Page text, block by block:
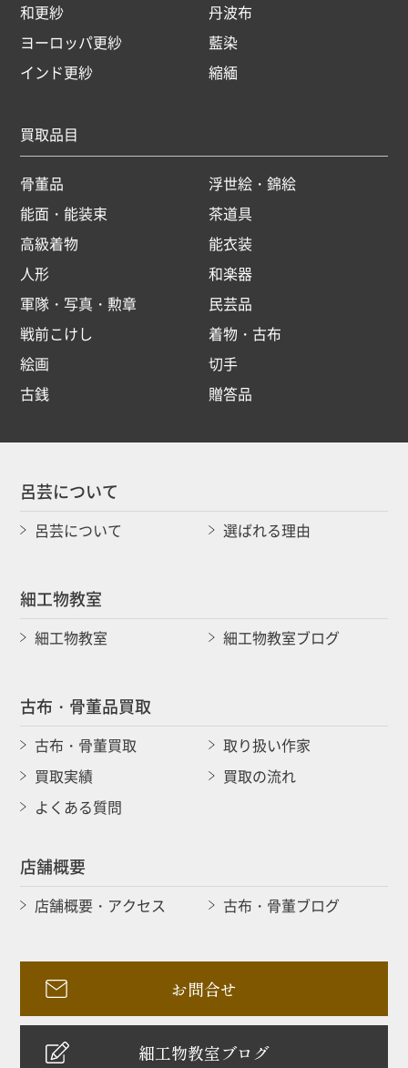
和更紗
丹波布
ヨーロッパ更紗
藍染
インド更紗
縮緬
買取品目
骨董品
浮世絵・錦絵
能面・能装束
茶道具
高級着物
能衣装
人形
和楽器
軍隊・写真・勲章
民芸品
戦前こけし
着物・古布
絵画
切手
古銭
贈答品
呂芸について
呂芸について 選ばれる理由
細工物教室
細工物教室 細工物教室ブログ
古布・骨董品買取
古布・骨董買取
取り扱い作家
買取実績
買取の流れ
よくある質問
店舗概要
店舗概要・アクセス 古布・骨董ブログ
お問合せ
細工物教室ブログ